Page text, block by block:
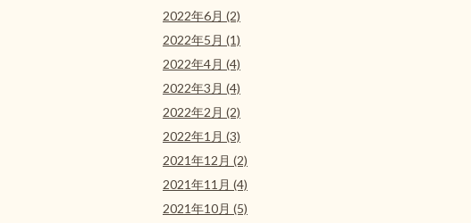
2022年6月 (2)
2022年5月 (1)
2022年4月 (4)
2022年3月 (4)
2022年2月 (2)
2022年1月 (3)
2021年12月 (2)
2021年11月 (4)
2021年10月 (5)